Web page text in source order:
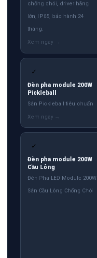
chống chói, driver hãng
lớn, IP65, bảo hành 24
tháng.
✓
Đèn pha module 200W
Pickleball
Sân Pickleball tiêu chuẩn
✓
Đèn pha module 200W
Cầu Lông
Đèn Pha LED Module 200W
Sân Cầu Lông Chống Chói